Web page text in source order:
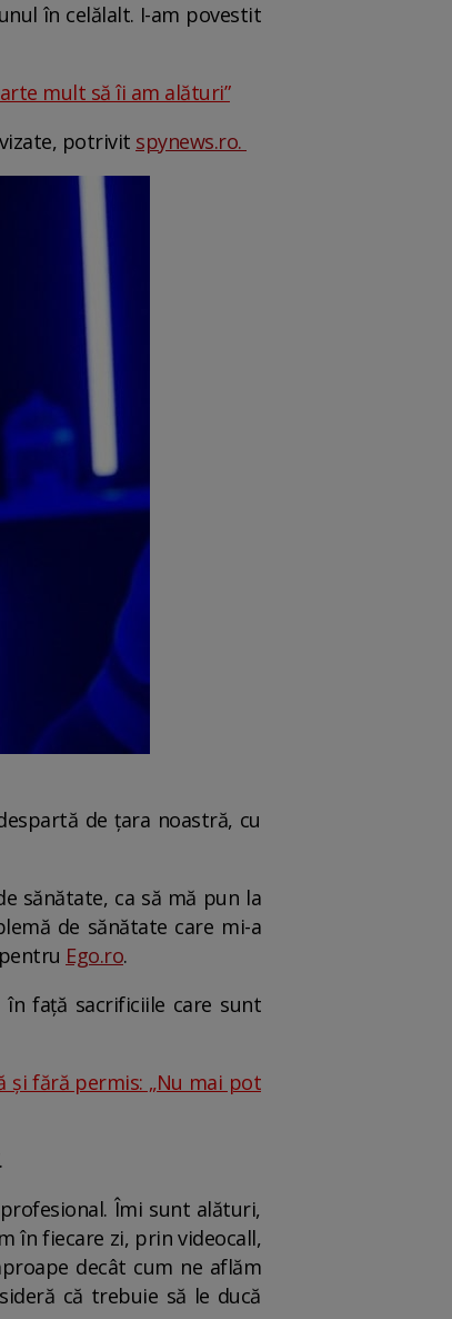
în celălalt. I-am povestit
mult să îi am alături”
potrivit spynews.ro.
de țara noastră, cu
sănătate, ca să mă pun la
de sănătate care mi-a
Ego.ro.
față sacrificiile care sunt
și fără permis: „Nu mai pot
Îmi sunt alături,
în fiecare zi, prin videocall,
decât cum ne aflăm
că trebuie să le ducă